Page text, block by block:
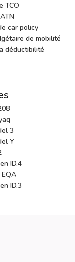
TCO
car policy
de mobilité
déductibilité
3
Y
ID.4
ID.3